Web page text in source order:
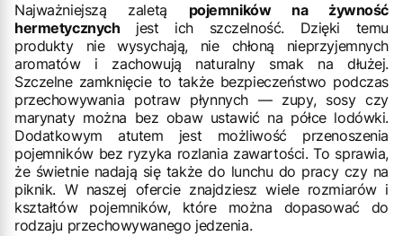
Najważniejszą zaletą pojemników na żywność
hermetycznych jest ich szczelność. Dzięki temu
produkty nie wysychają, nie chłoną nieprzyjemnych
aromatów i zachowują naturalny smak na dłużej.
Szczelne zamknięcie to także bezpieczeństwo podczas
przechowywania potraw płynnych — zupy, sosy czy
marynaty można bez obaw ustawić na półce lodówki.
Dodatkowym atutem jest możliwość przenoszenia
pojemników bez ryzyka rozlania zawartości. To sprawia,
że świetnie nadają się także do lunchu do pracy czy na
piknik. W naszej ofercie znajdziesz wiele rozmiarów i
kształtów pojemników, które można dopasować do
rodzaju przechowywanego jedzenia.